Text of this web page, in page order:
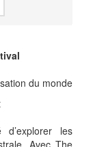
du monde
les
Avec The